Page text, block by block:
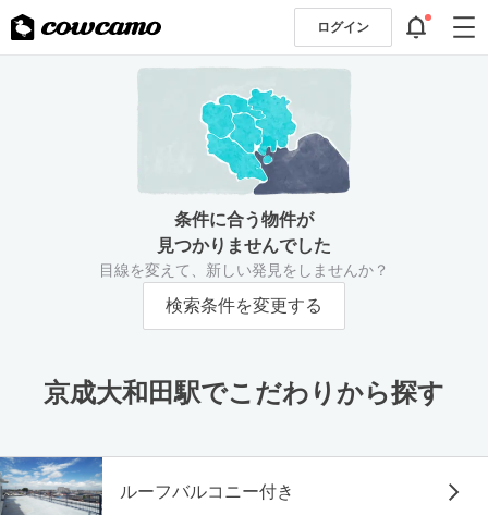
ログイン
条件に合う物件が
見つかりませんでした
目線を変えて、新しい発見をしませんか？
検索条件を変更する
京成大和田駅でこだわりから探す
ルーフバルコニー付き